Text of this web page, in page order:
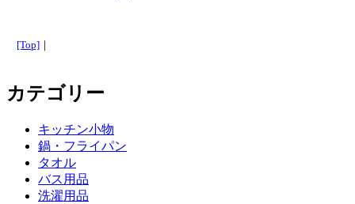
[Top] ｜
カテゴリー
キッチン小物
鍋・フライパン
タオル
バス用品
洗濯用品